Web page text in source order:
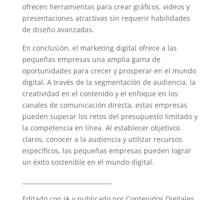
ofrecen herramientas para crear gráficos, videos y
presentaciones atractivas sin requerir habilidades
de diseño avanzadas.
En conclusión, el marketing digital ofrece a las
pequeñas empresas una amplia gama de
oportunidades para crecer y prosperar en el mundo
digital. A través de la segmentación de audiencia, la
creatividad en el contenido y el enfoque en los
canales de comunicación directa, estas empresas
pueden superar los retos del presupuesto limitado y
la competencia en línea. Al establecer objetivos
claros, conocer a la audiencia y utilizar recursos
específicos, las pequeñas empresas pueden lograr
un éxito sostenible en el mundo digital.